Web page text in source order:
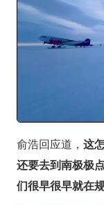
俞浩回应道， 这
还要去到南极极
们很早很早就在